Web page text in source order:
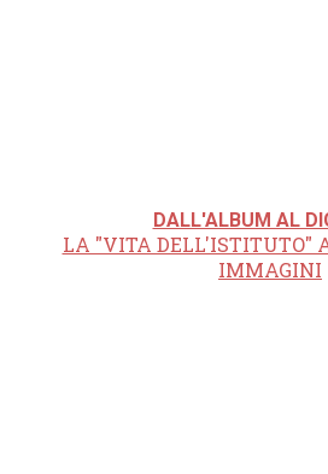
DALL'ALBUM AL
LA "VITA DELL'ISTITUTO"
IMMAGINI